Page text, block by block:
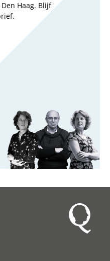
Haag. Blijf